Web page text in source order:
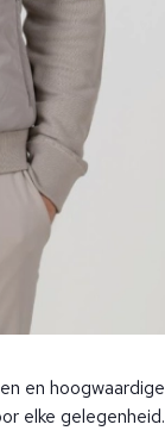
en hoogwaardige
elke gelegenheid.